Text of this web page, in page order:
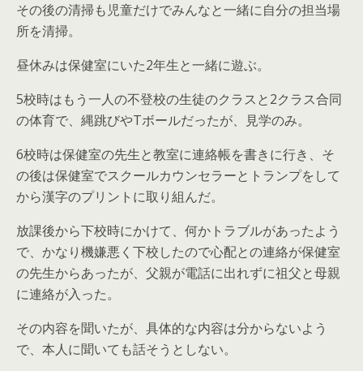
その後の清掃も児童だけでみんなと一緒に自分の担当場
所を清掃。
昼休みは保健室にいた2年生と一緒に遊ぶ。
5校時はもう一人の不登校の生徒のクラスと2クラス合同
の体育で、縄跳びやTボールだったが、見学のみ。
6校時は保健室の先生と教室に連絡帳を書きに行き、そ
の後は保健室でスクールカウンセラーとトランプをして
から漢字のプリントに取り組んだ。
放課後から下校時にかけて、何かトラブルがあったよう
で、かなり機嫌悪く下校したので心配との連絡が保健室
の先生からあったが、父親が電話に出れずに祖父と母親
に連絡が入った。
その内容を聞いたが、具体的な内容は分からないよう
で、本人に聞いても話そうとしない。